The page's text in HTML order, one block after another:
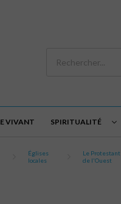
VIVANT SPIRITUALITÉ
Églises
locales
Le Protestant
de l'Ouest